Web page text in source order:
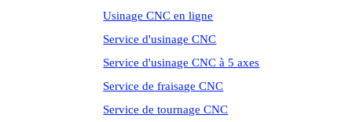
Usinage CNC en ligne
Service d'usinage CNC
Service d'usinage CNC à 5 axes
Service de fraisage CNC
Service de tournage CNC